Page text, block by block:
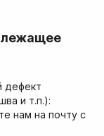
дефект
и т.п.):
нам на почту с